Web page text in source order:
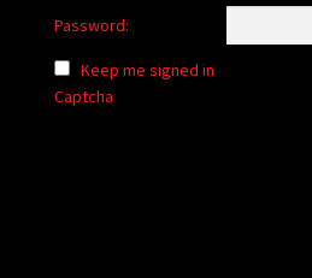
Password:
Keep me signed in
Captcha